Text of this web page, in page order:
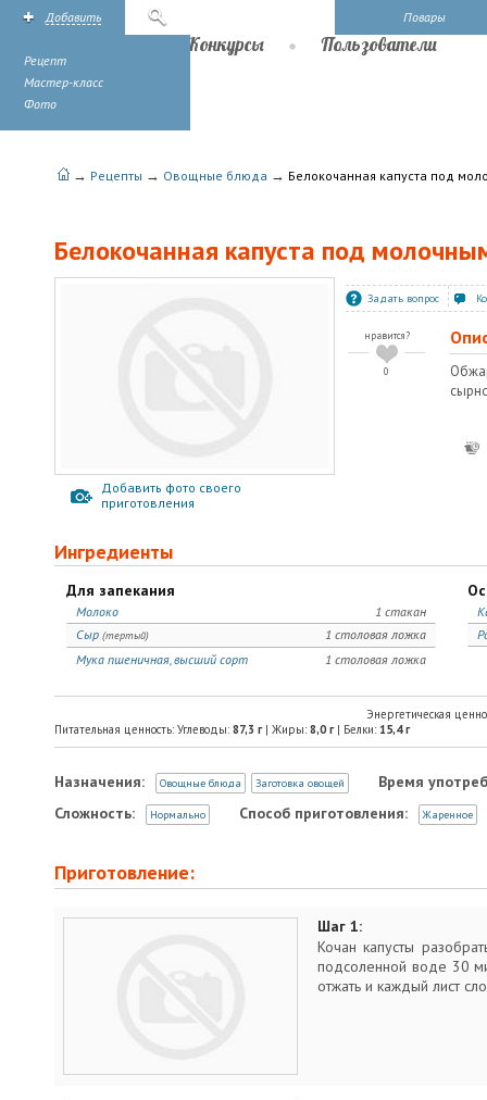
Повары
Добавить
Рецепт
Мастер-класс
Фото
Конкурсы Пользователи
→ Рецепты → Овощные блюда → Белокочанная капуста под
Белокочанная капуста под
Добавить фото своего
приготовления
Задать вопрос
нравится?
0
Ингредиенты
Для запекания
1 стакан
Молоко
1 столовая ложка
Сыр (тертый)
1 столовая ложка
Мука пшеничная, высший сорт
Энергетическая
Питательная ценность: Углеводы: 87,3 г| Жиры: 8,0 г| Белки: 15,4г
Назначения: Овощные блюда Заготовка овощей
Время
Сложность:
Нормально Способ приготовления: Жаренное
Приготовление:
Шаг 1:
Кочан капусты
подсоленной воде 30
отжать и каждый лист